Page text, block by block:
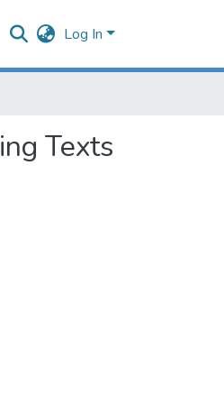
Log In
Texts